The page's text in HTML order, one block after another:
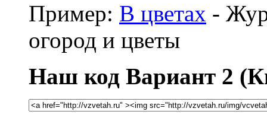
Пример: В цветах -
огород и цветы
Наш код Вариант 2